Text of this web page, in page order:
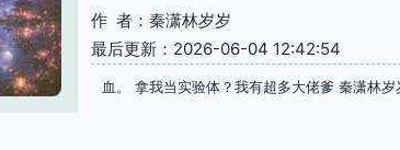
作 者：秦潇林岁岁
最后更新：2026-06-04 12:42:54
血。 拿我当实验体？我有超多大佬爹 秦潇林